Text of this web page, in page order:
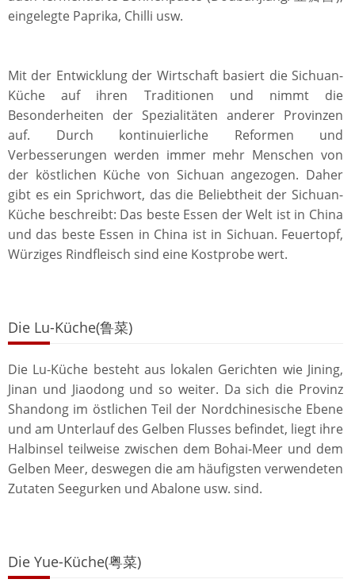
eingelegte Paprika, Chilli usw.
Mit der Entwicklung der Wirtschaft basiert die Sichuan-
Küche auf ihren Traditionen und nimmt die
Besonderheiten der Spezialitäten anderer Provinzen
auf. Durch kontinuierliche Reformen und
Verbesserungen werden immer mehr Menschen von
der köstlichen Küche von Sichuan angezogen. Daher
gibt es ein Sprichwort, das die Beliebtheit der Sichuan-
Küche beschreibt: Das beste Essen der Welt ist in China
und das beste Essen in China ist in Sichuan. Feuertopf,
Würziges Rindfleisch sind eine Kostprobe wert.
Die Lu-Küche(鲁菜)
Die Lu-Küche besteht aus lokalen Gerichten wie Jining,
Jinan und Jiaodong und so weiter. Da sich die Provinz
Shandong im östlichen Teil der Nordchinesische Ebene
und am Unterlauf des Gelben Flusses befindet, liegt ihre
Halbinsel teilweise zwischen dem Bohai-Meer und dem
Gelben Meer, deswegen die am häufigsten verwendeten
Zutaten Seegurken und Abalone usw. sind.
Die Yue-Küche(粤菜)